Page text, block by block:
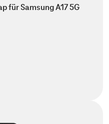
für Samsung A17 5G